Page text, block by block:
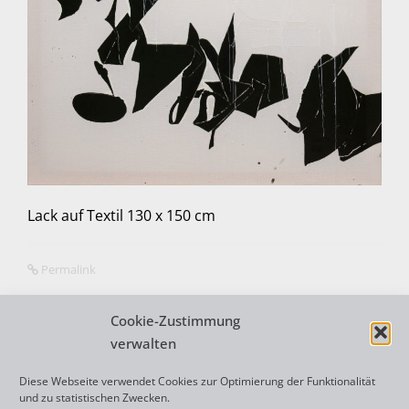
Cookie-Zustimmung
verwalten
Diese Webseite verwendet Cookies zur Optimierung der Funktionalität
und zu statistischen Zwecken.
Lack auf Textil 130 x 150 cm
Permalink
N← PICTURE 20 OCT